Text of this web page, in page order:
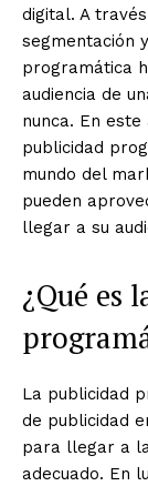
digital. A
segmentación
programática
audiencia de
nunca. En
publicidad
mundo del
pueden
llegar a su
¿Qué es
La publicidad
de publicidad
para llegar a
adecuado. En